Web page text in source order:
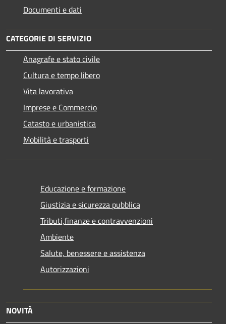
Documenti e dati
CATEGORIE DI SERVIZIO
Anagrafe e stato civile
Cultura e tempo libero
Vita lavorativa
Imprese e Commercio
Catasto e urbanistica
Mobilità e trasporti
Educazione e formazione
Giustizia e sicurezza pubblica
Tributi,finanze e contravvenzioni
Ambiente
Salute, benessere e assistenza
Autorizzazioni
NOVITÀ